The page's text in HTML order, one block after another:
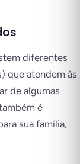
diferentes
que atendem às
de algumas
é
sua família,